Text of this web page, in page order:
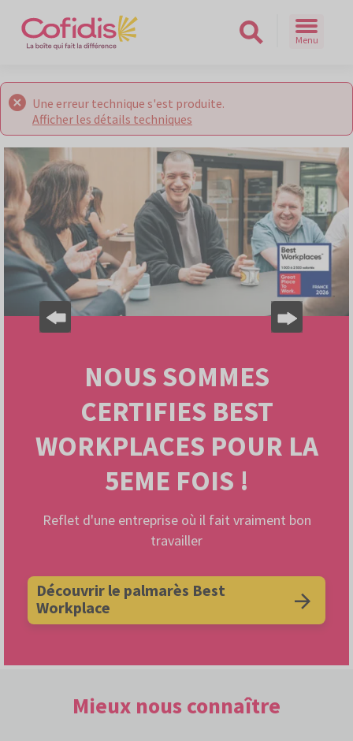
Menu
Une erreur technique s'est produite.
Afficher les détails techniques
NOUS SOMMES
CERTIFIES BEST
WORKPLACES POUR LA
5EME FOIS !
Reflet d'une entreprise où il fait vraiment bon
travailler
Découvrir le palmarès Best
Workplace
Mieux nous connaître